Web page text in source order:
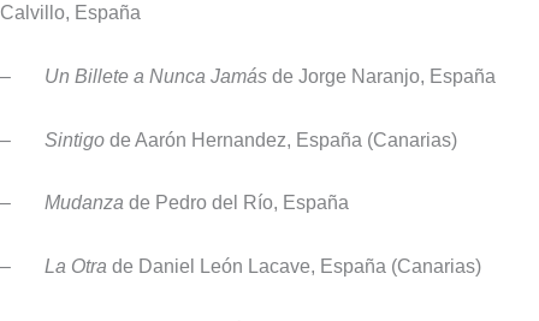
Calvillo, España
– Un Billete a Nunca Jamás de Jorge Naranjo, España
– Sintigo de Aarón Hernandez, España (Canarias)
– Mudanza de Pedro del Río, España
– La Otra de Daniel León Lacave, España (Canarias)